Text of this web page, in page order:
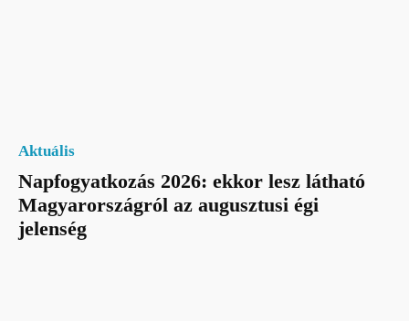
Aktuális
Napfogyatkozás 2026: ekkor lesz látható
Magyarországról az augusztusi égi
jelenség